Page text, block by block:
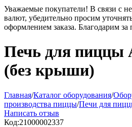
Уважаемые покупатели! В связи с
валют, убедительно просим
оформлением заказа. Благодарим
Печь для
(без крыши)
Главная/Каталог оборудования/
производства пиццы/Печи для
Написать отзыв
Код:21000002337